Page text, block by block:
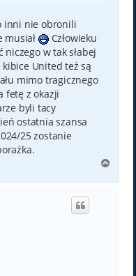
inni nie obronili
musiał
Człowieku
w tak słabej
kibice United też są
mimo tragicznego
fetę z okazji
byli tacy
ostatnia szansa
25 zostanie
g